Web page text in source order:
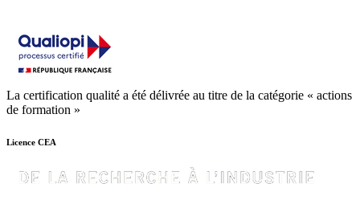
La certification qualité a été délivrée au titre de la catégorie « actions
de formation »
Licence CEA